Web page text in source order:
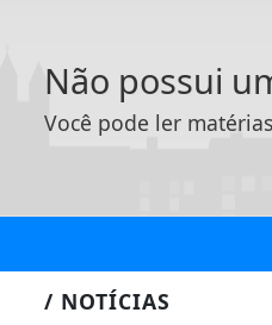
Não possui
Você pode ler
/ NOTÍCIAS